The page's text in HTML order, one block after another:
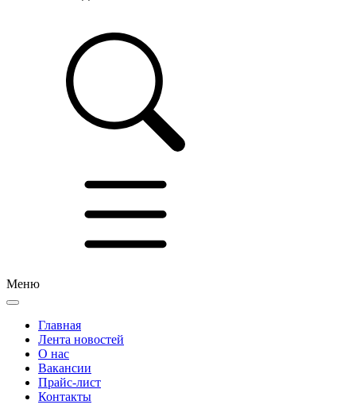
Меню
Главная
Лента новостей
О нас
Вакансии
Прайс-лист
Контакты